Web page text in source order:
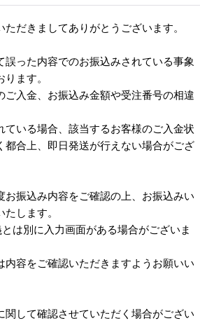
だきましてありがとうございます。
誤った内容でのお振込みされている事象
ます。
ご入金、お振込み金額や受注番号の相違
ている場合、該当するお客様のご入金状
都合上、即日発送が行えない場合がござ
お振込み内容をご確認の上、お振込みい
します。
は別に入力画面がある場合がございま
容をご確認いただきますようお願いい
関して確認させていただく場合がござい